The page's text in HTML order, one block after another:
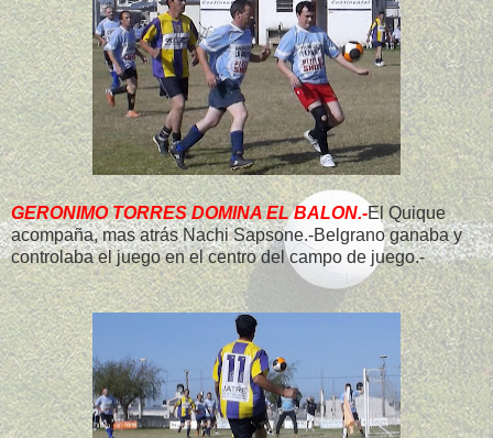
GERONIMO TORRES DOMINA EL BALON.-El Quique
acompaña, mas atrás Nachi Sapsone.-Belgrano ganaba y
controlaba el juego en el centro del campo de juego.-